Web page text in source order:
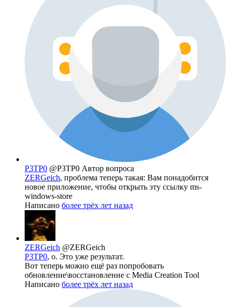
P3TP0 @P3TP0 Автор вопроса
ZERGeich, проблема теперь такая: Вам понадобится
новое приложение, чтобы открыть эту ссылку ms-
windows-store
Написано более трёх лет назад
ZERGeich @ZERGeich
P3TP0, о. Это уже результат.
Вот теперь можно ещё раз попробовать
обновление\восстановление с Media Creation Tool
Написано более трёх лет назад